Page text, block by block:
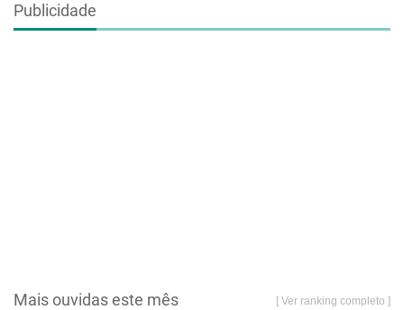
Publicidade
Mais ouvidas este mês [ Ver ranking completo ]